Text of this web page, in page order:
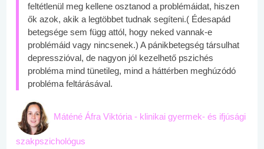
feltétlenül meg kellene osztanod a problémáidat, hiszen
ők azok, akik a legtöbbet tudnak segíteni.( Édesapád
betegsége sem függ attól, hogy neked vannak-e
problémáid vagy nincsenek.) A pánikbetegség társulhat
depresszióval, de nagyon jól kezelhető pszichés
probléma mind tünetileg, mind a háttérben meghúzódó
probléma feltárásával.
Máténé Áfra Viktória - klinikai gyermek- és ifjúsági
szakpszichológus